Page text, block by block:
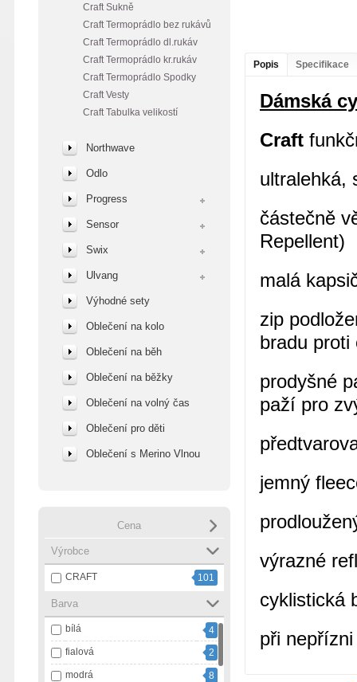
Craft Sukně
Craft Termoprádlo bez rukávů
Craft Termoprádlo dl.rukáv
Craft Termoprádlo kr.rukáv
Craft Termoprádlo Spodky
Craft Vesty
Craft Tabulka velikostí
Northwave
Odlo
Progress
Sensor
Swix
Ulvang
Výhodné sety
Oblečení na kolo
Oblečení na běh
Oblečení na běžky
Oblečení na volný čas
Oblečení pro děti
Oblečení s Merino Vlnou
Cena
Výrobce
CRAFT 101
Barva
bílá
4
fialová
2
modrá
8
Popis Specifikace
Dámská
Craft
ultralehká,
částečně
Repellent)
malá
zip
bradu proti
prodyšné
paží pro
jemný
výrazné
cyklistická
při